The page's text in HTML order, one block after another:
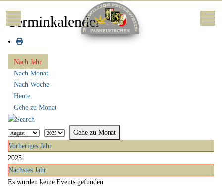
Mobile Menu Toggle Off-
Terminkalender
Nach Jahr
Nach Monat
Nach Woche
Heute
Gehe zu Monat
Gehe zu Monat
Vorheriges Jahr
2025
Nächstes Jahr
Es wurden keine Events gefunden